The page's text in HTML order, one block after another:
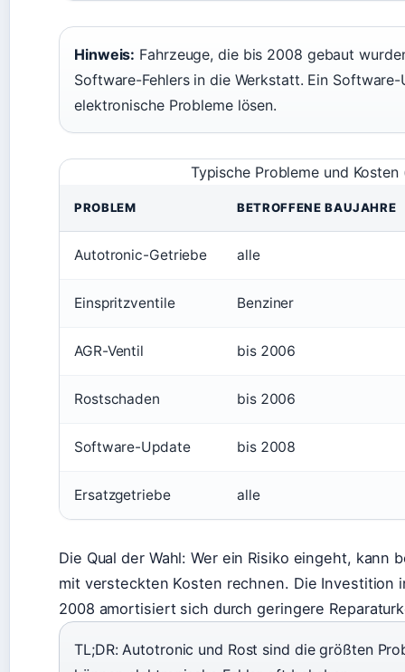
Hinweis: Fahrzeuge, die bis 2008 gebaut
Software-Fehlers in die Werkstatt. Ein
elektronische Probleme lösen.
Typische Probleme und Kosten
PROBLEM BETROFFENE BAUJAHRE
Autotronic-Getriebe alle
Einspritzventile Benziner
AGR-Ventil bis 2006
Rostschaden bis 2006
Software-Update bis 2008
Ersatzgetriebe alle
Die Qual der Wahl: Wer ein Risiko eingeht, kann
mit versteckten Kosten rechnen. Die Investition
2008 amortisiert sich durch geringere
TL;DR: Autotronic und Rost sind die größten